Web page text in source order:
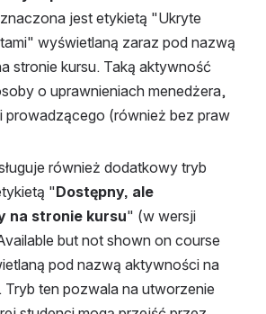
jest etykietą "Ukryte
wyświetlaną zaraz pod nazwą
stronie kursu. Taką aktywność
o uprawnieniach menedżera,
prowadzącego (również bez praw
również dodatkowy tryb
"Dostępny, ale
na stronie kursu" (w wersji
but not shown on course
pod nazwą aktywności na
Tryb ten pozwala na utworzenie